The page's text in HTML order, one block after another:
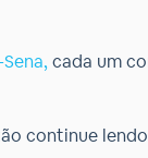
cada um
continue